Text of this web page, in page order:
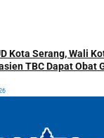
Kota Serang, Wali
TBC Dapat Obat